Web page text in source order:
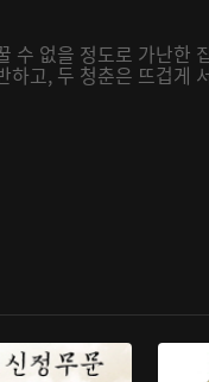
수 없을 정도로 가난한
고, 두 청춘은 뜨겁게